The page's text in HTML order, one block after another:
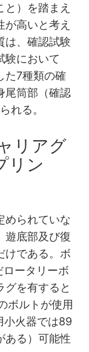
）を踏まえ
高いと考え
は、確認試験
験において
た7種類の確
尾筒部（確認
れる。
リアグ
リン
められていな
遊底部及び復
けである。ボ
ータリーボ
グを有すると
ボルトが使用
小火器では89
ある）可能性